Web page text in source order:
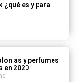
¿qué es y para
y perfumes
en 2020